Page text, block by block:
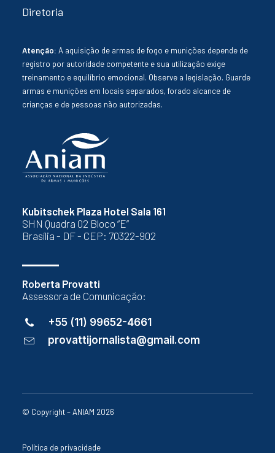
Kubitschek Plaza Hotel Sala 161
SHN Quadra 02 Bloco “E”
Brasília - DF - CEP: 70322-902
Roberta Provatti
Assessora de Comunicação:
+55 (11) 99652-4661
provattijornalista@gmail.com
Diretoria
Atenção: A aquisição de armas de fogo e munições depende de
registro por autoridade competente e sua utilização exige
treinamento e equilíbrio emocional. Observe a legislação. Guarde
armas e munições em locais separados, forado alcance de
crianças e de pessoas não autorizadas.
© Copyright – ANIAM 2026
Política de privacidade